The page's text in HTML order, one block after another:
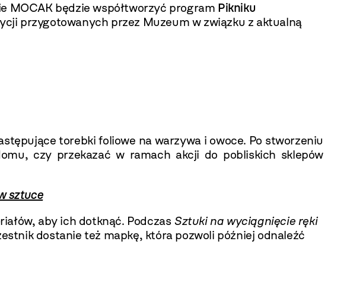
MOCAK będzie współtworzyć program Pikniku
przygotowanych przez Muzeum w związku z aktualną
torebki foliowe na warzywa i owoce. Po stworzeniu
czy przekazać w ramach akcji do pobliskich sklepów
sztuce
aby ich dotknąć. Podczas Sztuki na wyciągnięcie ręki
dostanie też mapkę, która pozwoli później odnaleźć